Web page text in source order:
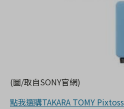
(圖/取自SONY官網)
點我選購TAKARA TOMY Pixtoss